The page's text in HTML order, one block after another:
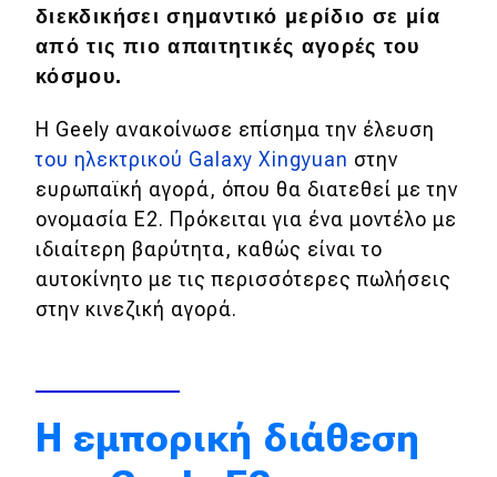
Νέα μοντέλα
Πρωτότυπα
Κόσμος
Τεχνολογία
Ασφάλεια
Αγορά
Απόψεις
Test Drive
Δοκιμή
διεκδικήσει σημαντικό μερίδιο σε μία
από τις πιο απαιτητικές αγορές του
κόσμου.
Η Geely ανακοίνωσε επίσημα την έλευση
του ηλεκτρικού Galaxy Xingyuan στην
ευρωπαϊκή αγορά, όπου θα διατεθεί με την
ονομασία E2. Πρόκειται για ένα μοντέλο με
ιδιαίτερη βαρύτητα, καθώς είναι το
αυτοκίνητο με τις περισσότερες πωλήσεις
στην κινεζική αγορά.
H εμπορική διάθεση